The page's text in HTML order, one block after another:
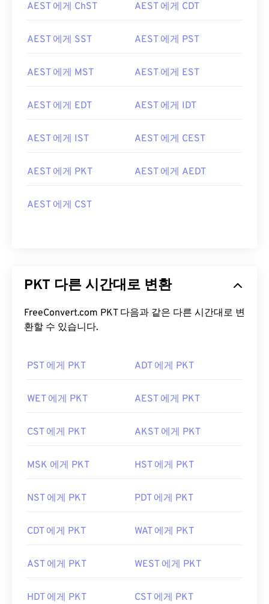
AEST 에게 ChST AEST 에게 CDT
AEST 에게 SST AEST 에게 PST
AEST 에게 MST AEST 에게 EST
AEST 에게 EDT AEST 에게 IDT
AEST 에게 IST AEST 에게 CEST
AEST 에게 PKT AEST 에게 AEDT
AEST 에게 CST
PKT 다른 시간대로 변환
FreeConvert.com PKT 다음과 같은 다른 시간대로 변
환할 수 있습니다.
PST 에게 PKT ADT 에게 PKT
WET 에게 PKT AEST 에게 PKT
CST 에게 PKT AKST 에게 PKT
MSK 에게 PKT HST 에게 PKT
NST 에게 PKT PDT 에게 PKT
CDT 에게 PKT WAT 에게 PKT
AST 에게 PKT WEST 에게 PKT
HDT 에게 PKT CST 에게 PKT